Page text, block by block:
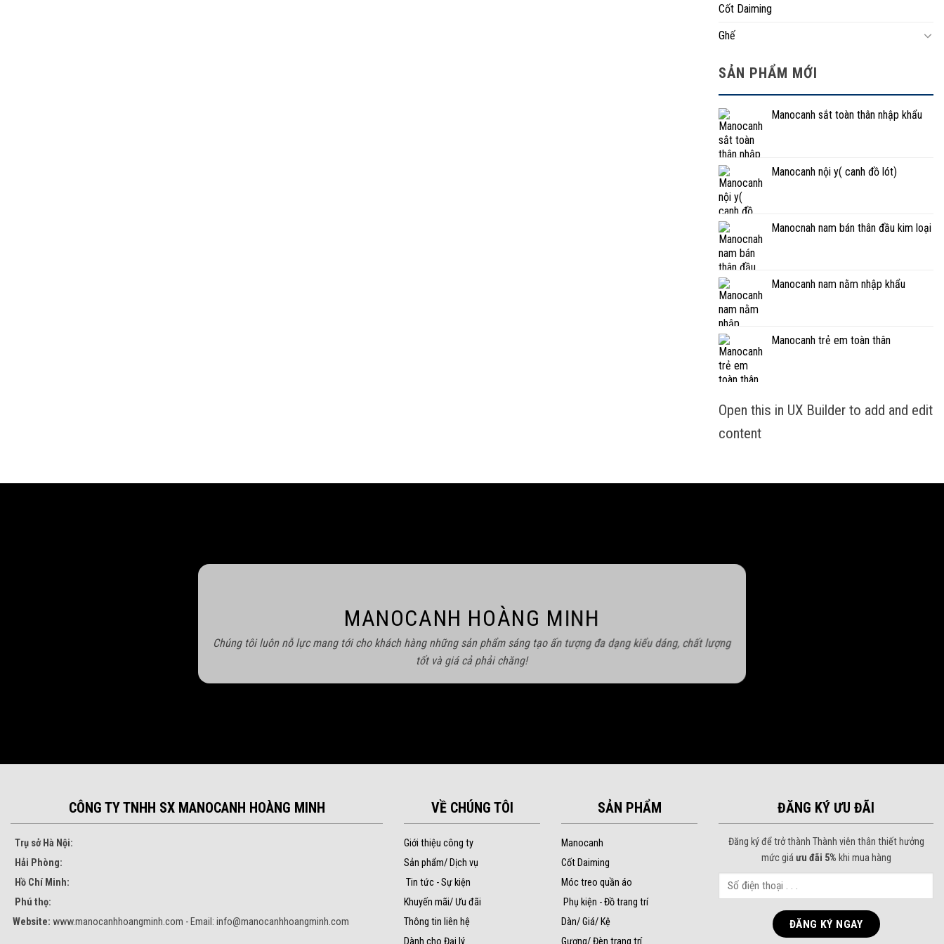
Cốt Daiming
Ghế
SẢN PHẨM MỚI
Manocanh sắt toàn thân nhập khẩu
Manocanh nội y( canh đồ lót)
Manocnah nam bán thân đầu kim loại
Manocanh nam nằm nhập khẩu
Manocanh trẻ em toàn thân
Open this in UX Builder to add and edit
content
MANOCANH HOÀNG MINH
Chúng tôi luôn nỗ lực mang tới cho khách hàng những sản phẩm sáng tạo ấn tượng đa dạng kiểu dáng, chất lượng
tốt và giá cả phải chăng!
CÔNG TY TNHH SX MANOCANH HOÀNG MINH
Trụ sở Hà Nội:
Hải Phòng:
Hồ Chí Minh:
Phú thọ:
Website: www.manocanhhoangminh.com - Email: info@manocanhhoangminh.com
VỀ CHÚNG TÔI
Giới thiệu công ty
Sản phẩm/ Dịch vụ
Tin tức - Sự kiện
Khuyến mãi/ Ưu đãi
Thông tin liên hệ
Dành cho Đại lý
SẢN PHẨM
Manocanh
Cốt Daiming
Móc treo quần áo
Phụ kiện - Đồ trang trí
Dàn/ Giá/ Kệ
Gương/ Đèn trang trí
ĐĂNG KÝ ƯU ĐÃI
Đăng ký để trở thành Thành viên thân thiết hưởng
mức giáưu đãi 5% khi mua hàng